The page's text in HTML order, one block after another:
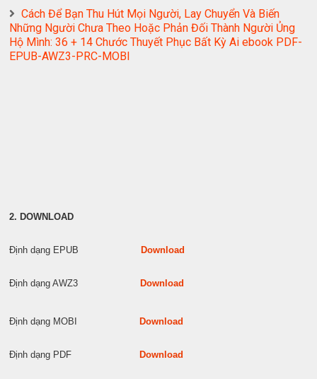
Cách Để Bạn Thu Hút Mọi Người, Lay Chuyển Và Biến
Những Người Chưa Theo Hoặc Phản Đối Thành Người Ủng
Hộ Mình: 36 + 14 Chước Thuyết Phục Bất Kỳ Ai ebook PDF-
EPUB-AWZ3-PRC-MOBI
2. DOWNLOAD
Định dạng EPUBDownload
Định dạng AWZ3Download
Định dạng MOBIDownload
Định dạng PDFDownload